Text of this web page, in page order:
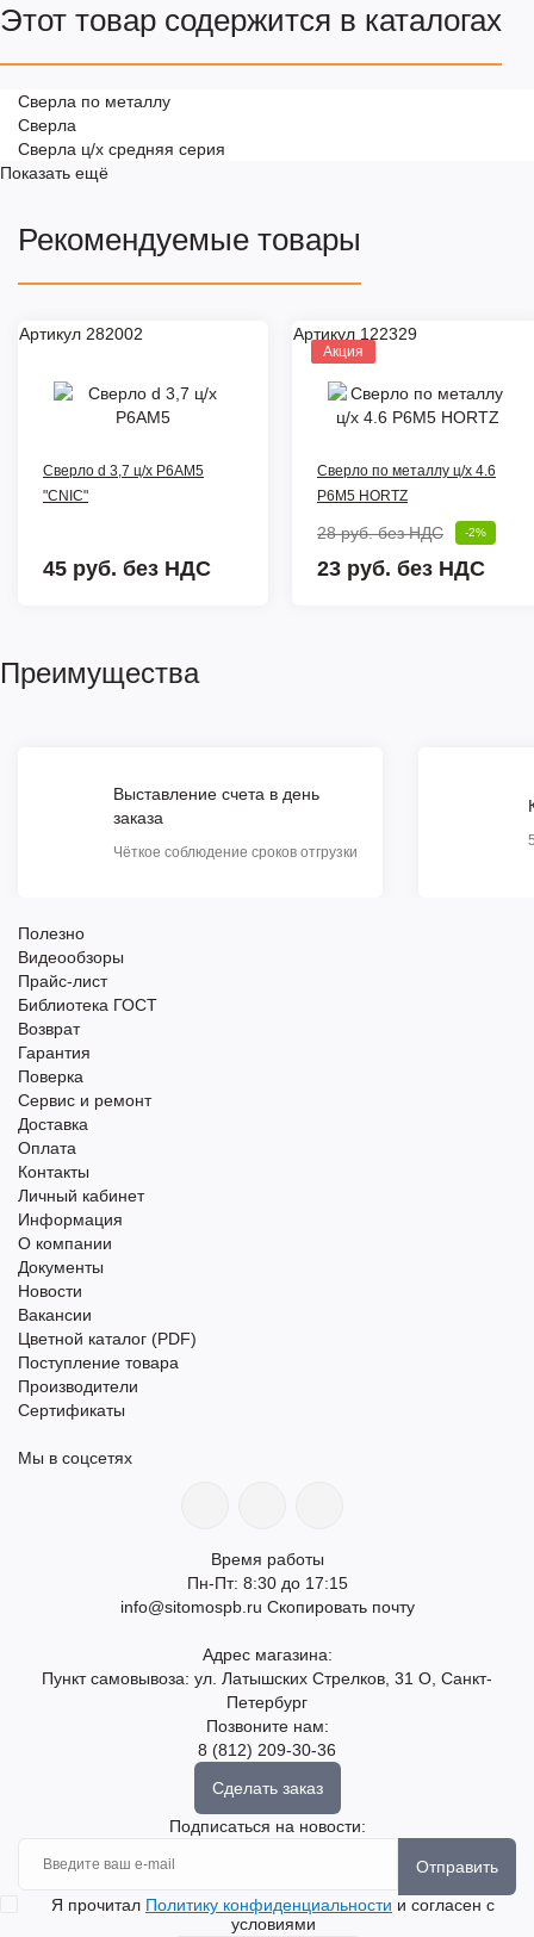
Этот товар содержится в каталогах
Сверла по металлу
Сверла
Сверла ц/х средняя серия
Показать ещё
Рекомендуемые товары
Артикул 282002
Сверло d 3,7 ц/х Р6АМ5
"CNIC"
45 руб. без НДС
Артикул 122329
Акция
Сверло по металлу ц/х 4.6
Р6М5 HORTZ
28 руб.без НДС -2%
23 руб. без НДС
Преимущества
Выставление счета в день
заказа
Чёткое соблюдение сроков отгрузки
Полезно
Видеообзоры
Прайс-лист
Библиотека ГОСТ
Возврат
Гарантия
Поверка
Сервис и ремонт
Доставка
Оплата
Контакты
Личный кабинет
Информация
О компании
Документы
Новости
Вакансии
Цветной каталог (PDF)
Поступление товара
Производители
Сертификаты
Мы в соцсетях
Время работы
Пн-Пт: 8:30 до 17:15
info@sitomospb.ru Скопировать почту
Адрес магазина:
Пункт самовывоза: ул. Латышских Стрелков, 31 О, Санкт-
Петербург
Позвоните нам:
8 (812) 209-30-36
Сделать заказ
Подписаться на новости:
Отправить
Я прочитал Политику конфиденциальности и согласен с
условиями